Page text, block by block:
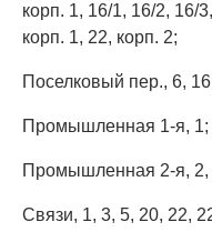
корп. 1, 16/1, 16/2, 16/
корп. 1, 22, корп. 2;
Поселковый пер., 6,
Промышленная 1-я, 1;
Промышленная 2-я, 2,
Связи, 1, 3, 5, 20, 22,